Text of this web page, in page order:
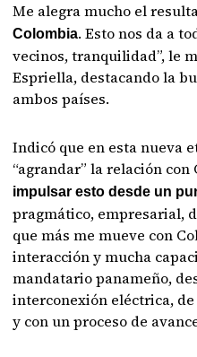
Me alegra mucho el
Colombia. Esto nos da a
vecinos, tranquilidad”, le
Espriella, destacando la
ambos países.
Indicó que en esta nueva
“agrandar” la relación con
impulsar esto desde un
pragmático, empresarial,
que más me mueve con
interacción y mucha
mandatario panameño,
interconexión eléctrica,
y con un proceso de